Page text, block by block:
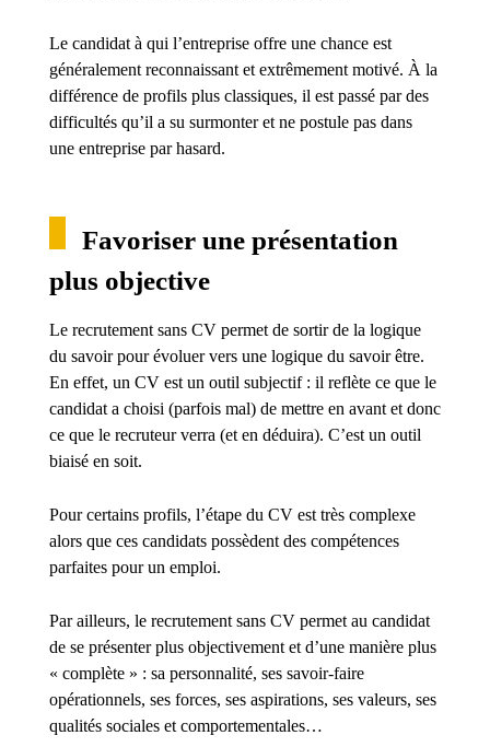
Le candidat à qui l’entreprise offre une chance est
généralement reconnaissant et extrêmement motivé. À la
différence de profils plus classiques, il est passé par des
difficultés qu’il a su surmonter et ne postule pas dans
une entreprise par hasard.
Favoriser une présentation
plus objective
Le recrutement sans CV permet de sortir de la logique
du savoir pour évoluer vers une logique du savoir être.
En effet, un CV est un outil subjectif : il reflète ce que le
candidat a choisi (parfois mal) de mettre en avant et donc
ce que le recruteur verra (et en déduira). C’est un outil
biaisé en soit.
Pour certains profils, l’étape du CV est très complexe
alors que ces candidats possèdent des compétences
parfaites pour un emploi.
Par ailleurs, le recrutement sans CV permet au candidat
de se présenter plus objectivement et d’une manière plus
« complète » : sa personnalité, ses savoir-faire
opérationnels, ses forces, ses aspirations, ses valeurs, ses
qualités sociales et comportementales…